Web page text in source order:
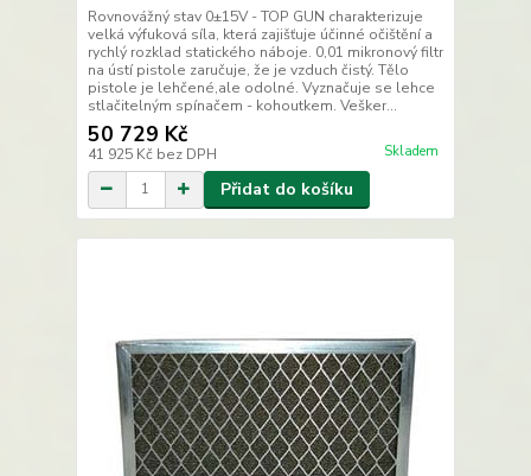
Rovnovážný stav 0±15V - TOP GUN charakterizuje
velká výfuková síla, která zajišťuje účinné očištění a
rychlý rozklad statického náboje. 0,01 mikronový filtr
na ústí pistole zaručuje, že je vzduch čistý. Tělo
pistole je lehčené,ale odolné. Vyznačuje se lehce
stlačitelným spínačem - kohoutkem. Vešker...
50 729 Kč
41 925 Kč bez DPH Skladem
Přidat do košíku